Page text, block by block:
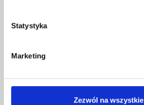
Statystyka
Marketing
Zezwól na wszystkie